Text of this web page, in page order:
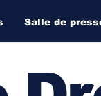
Salle de